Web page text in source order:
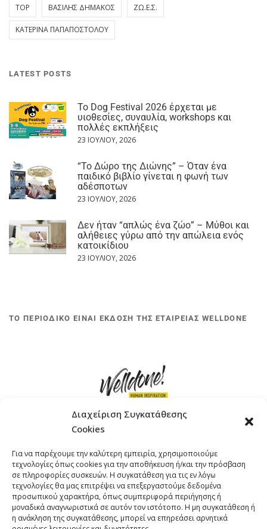
Διαχείριση Συγκατάθεσης
Cookies
Για να παρέχουμε την καλύτερη εμπειρία, χρησιμοποιούμε
τεχνολογίες όπως cookies για την αποθήκευση ή/και την πρόσβαση
σε πληροφορίες συσκευών. Η συγκατάθεση για τις εν λόγω
τεχνολογίες θα μας επιτρέψει να επεξεργαστούμε δεδομένα
προσωπικού χαρακτήρα, όπως συμπεριφορά περιήγησης ή
μοναδικά αναγνωριστικά σε αυτόν τον ιστότοπο. Η μη συγκατάθεση ή
η ανάκληση της συγκατάθεσης, μπορεί να επηρεάσει αρνητικά
TOP ΒΑΣΊΛΗΣ ΔΗΜΆΚΟΣ ΖΩ.Ε.Σ.
ΚΑΤΕΡΊΝΑ ΠΑΠΑΠΟΣΤΌΛΟΥ
LATEST POSTS
Το Dog Festival 2026 έρχεται με
υιοθεσίες, συναυλία, workshops και
πολλές εκπλήξεις
23 ΙΟΥΛΊΟΥ, 2026
“Το Δώρο της Διώνης” – Όταν ένα
παιδικό βιβλίο γίνεται η φωνή των
αδέσποτων
23 ΙΟΥΛΊΟΥ, 2026
Δεν ήταν “απλώς ένα ζώο” – Μύθοι και
αλήθειες γύρω από την απώλεια ενός
κατοικίδιου
23 ΙΟΥΛΊΟΥ, 2026
ΤΟ ΠΕΡΙΟΔΙΚΟ ΕΙΝΑΙ ΕΚΔΟΣΗ ΤΗΣ ΕΤΑΙΡΕΙΑΣ WELLDONE
ΤΗΛΕΦΩΝΟ: +30 211 4021758
EMAIL:info@welldone.com.gr